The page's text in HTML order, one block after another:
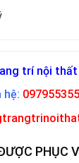
trí nội thất
hệ:
PHỤC